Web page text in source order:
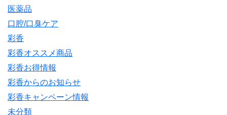
医薬品
口腔/口臭ケア
彩香
彩香オススメ商品
彩香お得情報
彩香からのお知らせ
彩香キャンペーン情報
未分類